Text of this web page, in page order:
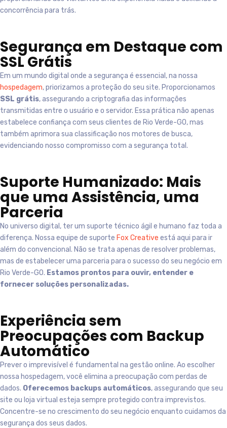
concorrência para trás.
Segurança em Destaque com
SSL Grátis
Em um mundo digital onde a segurança é essencial, na nossa
hospedagem, priorizamos a proteção do seu site. Proporcionamos
SSL grátis, assegurando a criptografia das informações
transmitidas entre o usuário e o servidor. Essa prática não apenas
estabelece confiança com seus clientes de Rio Verde-GO, mas
também aprimora sua classificação nos motores de busca,
evidenciando nosso compromisso com a segurança total.
Suporte Humanizado: Mais
que uma Assistência, uma
Parceria
No universo digital, ter um suporte técnico ágil e humano faz toda a
diferença. Nossa equipe de suporte Fox Creative está aqui para ir
além do convencional. Não se trata apenas de resolver problemas,
mas de estabelecer uma parceria para o sucesso do seu negócio em
Rio Verde-GO. Estamos prontos para ouvir, entender e
fornecer soluções personalizadas.
Experiência sem
Preocupações com Backup
Automático
Prever o imprevisível é fundamental na gestão online. Ao escolher
nossa hospedagem, você elimina a preocupação com perdas de
dados. Oferecemos backups automáticos, assegurando que seu
site ou loja virtual esteja sempre protegido contra imprevistos.
Concentre-se no crescimento do seu negócio enquanto cuidamos da
segurança dos seus dados.